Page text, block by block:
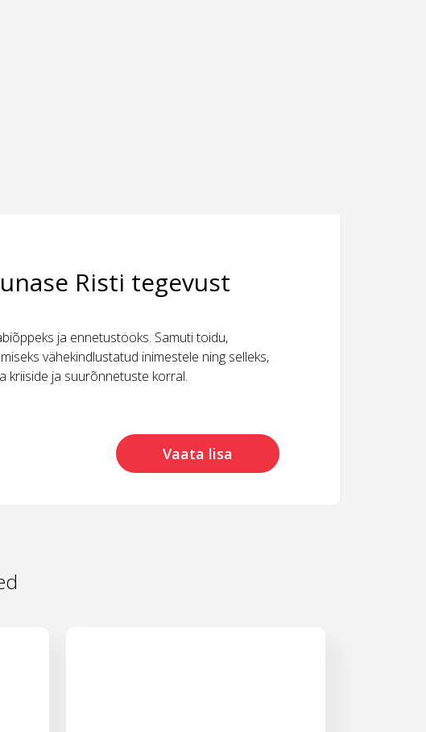
Risti tegevust
ja ennetustööks. Samuti toidu,
vähekindlustatud inimestele ning selleks,
kriiside ja suurõnnetuste korral.
Vaata lisa